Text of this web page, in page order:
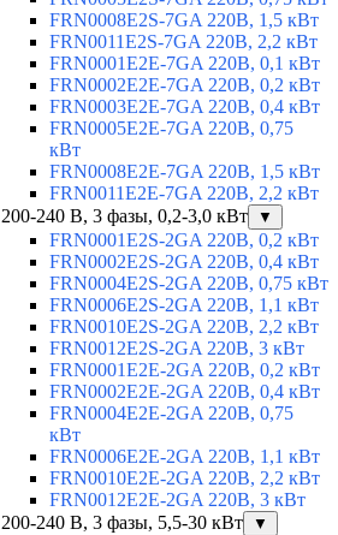
FRN0008E2S-7GA 220В, 1,5 кВт
FRN0011E2S-7GA 220В, 2,2 кВт
FRN0001E2E-7GA 220В, 0,1 кВт
FRN0002E2E-7GA 220В, 0,2 кВт
FRN0003E2E-7GA 220В, 0,4 кВт
FRN0005E2E-7GA 220В, 0,75
кВт
FRN0008E2E-7GA 220В, 1,5 кВт
FRN0011E2E-7GA 220В, 2,2 кВт
200-240 В, 3 фазы, 0,2-3,0 кВт
▼
FRN0001E2S-2GA 220В, 0,2 кВт
FRN0002E2S-2GA 220В, 0,4 кВт
FRN0004E2S-2GA 220В, 0,75 кВт
FRN0006E2S-2GA 220В, 1,1 кВт
FRN0010E2S-2GA 220В, 2,2 кВт
FRN0012E2S-2GA 220В, 3 кВт
FRN0001E2E-2GA 220В, 0,2 кВт
FRN0002E2E-2GA 220В, 0,4 кВт
FRN0004E2E-2GA 220В, 0,75
кВт
FRN0006E2E-2GA 220В, 1,1 кВт
FRN0010E2E-2GA 220В, 2,2 кВт
FRN0012E2E-2GA 220В, 3 кВт
200-240 В, 3 фазы, 5,5-30 кВт
▼